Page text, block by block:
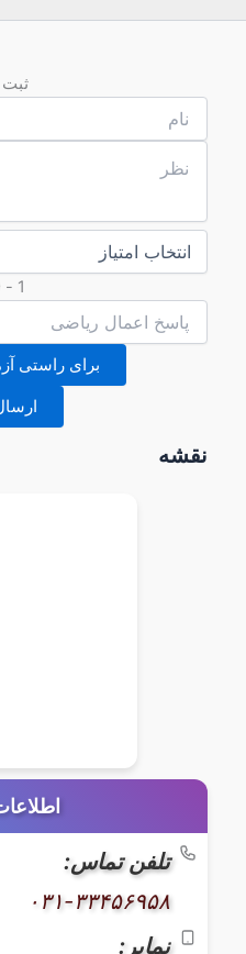
ثبت
1 - 9 =
برای راستی
نقشه
تلفن تماس:
۰۳۱-۳۳۴۵۶۹۵۸
نمابر: